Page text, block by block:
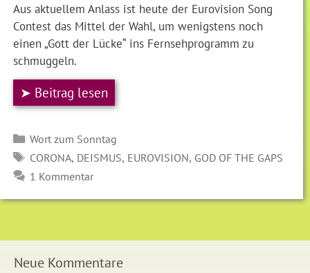
Aus aktuellem Anlass ist heute der Eurovision Song
Contest das Mittel der Wahl, um wenigstens noch
einen „Gott der Lücke“ ins Fernsehprogramm zu
schmuggeln.
➤ Beitrag lesen
Kategorien
Wort zum Sonntag
SCHLAGWÖRTER
CORONA, DEISMUS, EUROVISION, GOD OF THE GAPS
1 Kommentar
Neue Kommentare